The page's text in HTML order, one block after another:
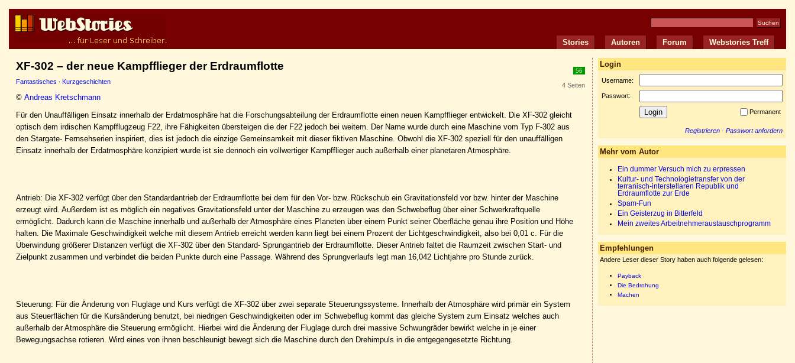
Stories Autoren Forum Webstories Treff
56
4 Seiten
XF-302 – der neue Kampfflieger der Erdraumflotte
Fantastisches · Kurzgeschichten
© Andreas Kretschmann
Für den Unauffälligen Einsatz innerhalb der Erdatmosphäre hat die Forschungsabteilung der Erdraumflotte einen neuen Kampfflieger entwickelt. Die XF-302 gleicht
optisch dem irdischen Kampfflugzeug F22, ihre Fähigkeiten übersteigen die der F22 jedoch bei weitem. Der Name wurde durch eine Maschine vom Typ F-302 aus
den Stargate- Fernsehserien inspiriert, dies ist jedoch die einzige Gemeinsamkeit mit dieser fiktiven Maschine. Obwohl die XF-302 speziell für den unauffälligen
Einsatz innerhalb der Erdatmosphäre konzipiert wurde ist sie dennoch ein vollwertiger Kampfflieger auch außerhalb einer planetaren Atmosphäre.
Antrieb: Die XF-302 verfügt über den Standardantrieb der Erdraumflotte bei dem für den Vor- bzw. Rückschub ein Gravitationsfeld vor bzw. hinter der Maschine
erzeugt wird. Außerdem ist es möglich ein negatives Gravitationsfeld unter der Maschine zu erzeugen was den Schwebeflug über einer Schwerkraftquelle
ermöglicht. Dadurch kann die Maschine innerhalb und außerhalb der Atmosphäre eines Planeten über einem Punkt seiner Oberfläche genau ihre Position und Höhe
halten. Die Maximale Geschwindigkeit welche mit diesem Antrieb erreicht werden kann liegt bei einem Prozent der Lichtgeschwindigkeit, also bei 0,01 c. Für die
Überwindung größerer Distanzen verfügt die XF-302 über den Standard- Sprungantrieb der Erdraumflotte. Dieser Antrieb faltet die Raumzeit zwischen Start- und
Zielpunkt zusammen und verbindet die beiden Punkte durch eine Passage. Während des Sprungverlaufs legt man 16,042 Lichtjahre pro Stunde zurück.
Steuerung: Für die Änderung von Fluglage und Kurs verfügt die XF-302 über zwei separate Steuerungssysteme. Innerhalb der Atmosphäre wird primär ein System
aus Steuerflächen für die Kursänderung benutzt, bei niedrigen Geschwindigkeiten oder im Schwebeflug kommt das gleiche System zum Einsatz welches auch
außerhalb der Atmosphäre die Steuerung ermöglicht. Hierbei wird die Änderung der Fluglage durch drei massive Schwungräder bewirkt welche in je einer
Bewegungsachse rotieren. Wird eines von ihnen beschleunigt bewegt sich die Maschine durch den Drehimpuls in die entgegengesetzte Richtung.
Login
Username:
Passwort:
Permanent
Registrieren · Passwort anfordern
Mehr vom Autor
Ein dummer Versuch mich zu erpressen
Kultur- und Technologietransfer von der
terranisch-interstellaren Republik und
Erdraumflotte zur Erde
Spam-Fun
Ein Geisterzug in Bitterfeld
Mein zweites Arbeitnehmeraustauschprogramm
Empfehlungen
Andere Leser dieser Story haben auch folgende gelesen:
Payback
Die Bedrohung
Machen